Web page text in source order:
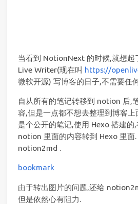
当看到 NotionNext 的时候,就想
Live Writer(现在叫 https://
微软开源) 写博客的日子,不需要任
自从所有的笔记转移到 notion 后,
容,但是一点都不想去整理到博客
是个公开的笔记,使用 Hexo 搭建的
notion 里面的内容转到 Hexo 里面.
notion2md .
bookmark
由于转出图片的问题,还给
但是依然心有阻力.